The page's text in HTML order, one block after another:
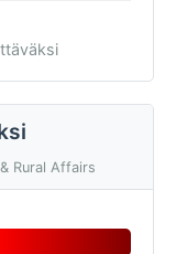
Rural Affairs